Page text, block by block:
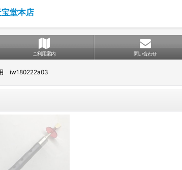
堂本店
ご利用案内 問い合わせ
iw180222a03